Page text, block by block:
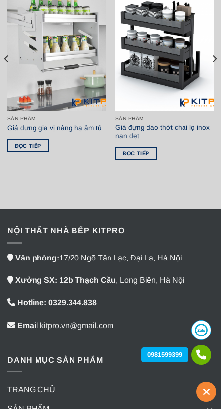
SẢN PHẨM
Giá đựng gia vị nâng hạ âm tủ
ĐỌC TIẾP
SẢN PHẨM
Giá đựng dao thớt chai lọ inox
nan dẹt
ĐỌC TIẾP
NỘI THẤT NHÀ BẾP KITPRO
Văn phòng:17/20 Ngõ Tân Lạc, Đại La, Hà Nội
Xưởng SX: 12b Thạch Cầu, Long Biên, Hà Nội
Hotline: 0329.344.838
Email kitpro.vn@gmail.com
DANH MỤC SẢN PHẨM
TRANG CHỦ
0981599399